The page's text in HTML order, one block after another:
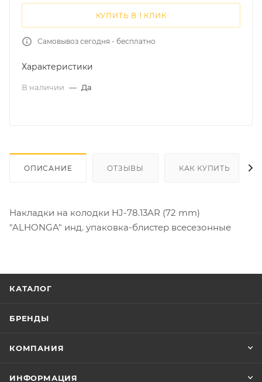
КУПИТЬ В 1 КЛИК
Самовывоз сегодня - бесплатно
Характеристики
В наличии — Да
ОПИСАНИЕ ОТЗЫВЫ КАК КУПИТЬ
Накладки на колодки HJ-78.13AR (72 mm)
"ALHONGA" инд. упаковка-блистер всесезонные
КАТАЛОГ
БРЕНДЫ
КОМПАНИЯ
ИНФОРМАЦИЯ